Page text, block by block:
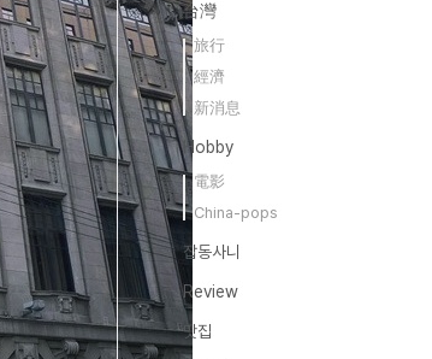
台灣
旅行
經濟
新消息
Hobby
電影
China-pops
잡동사니
Review
맛집